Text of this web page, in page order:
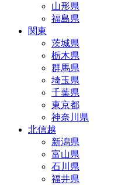
山形県
福島県
関東
茨城県
栃木県
群馬県
埼玉県
千葉県
東京都
神奈川県
北信越
新潟県
富山県
石川県
福井県